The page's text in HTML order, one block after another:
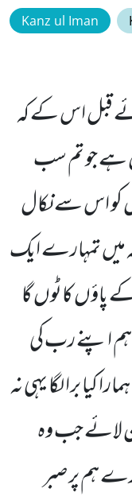
Kanz ul Iman
قبل اس کے کہ
ہے جو تم سب
کو اس سے نکال
میں تمہارے ایک
کاٹوں گا
اپنے رب کی
برا لگا یہی نہ
لائے جب وہ
ہم پر صبر